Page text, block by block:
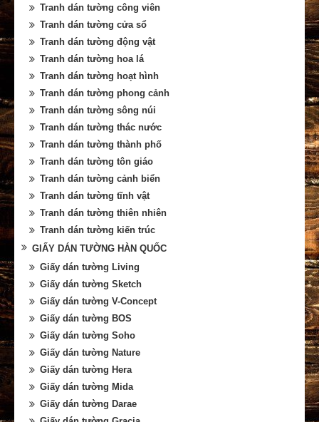
Tranh dán tường công viên
Tranh dán tường cửa sổ
Tranh dán tường động vật
Tranh dán tường hoa lá
Tranh dán tường hoạt hình
Tranh dán tường phong cảnh
Tranh dán tường sông núi
Tranh dán tường thác nước
Tranh dán tường thành phố
Tranh dán tường tôn giáo
Tranh dán tường cảnh biển
Tranh dán tường tĩnh vật
Tranh dán tường thiên nhiên
Tranh dán tường kiến trúc
GIẤY DÁN TƯỜNG HÀN QUỐC
Giấy dán tường Living
Giấy dán tường Sketch
Giấy dán tường V-Concept
Giấy dán tường BOS
Giấy dán tường Soho
Giấy dán tường Nature
Giấy dán tường Hera
Giấy dán tường Mida
Giấy dán tường Darae